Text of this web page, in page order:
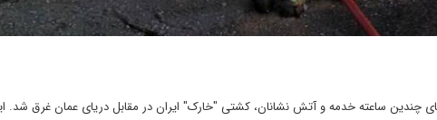
چندین ساعته خدمه و آتش نشانان، کشتی "خارک" ایران در مقابل دریای عمان غرق